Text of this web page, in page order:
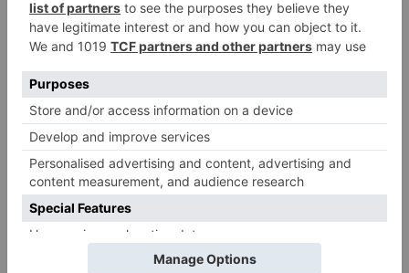
Renate B. zuVerbale Angriffe abwehren: Psychologische Tipps für
ruhige Antworten
HaBazuVerbale Angriffe abwehren: Psychologische Tipps für
ruhige Antworten
Adelezu Verbale Angriffe abwehren: Psychologische Tipps für
ruhige Antworten
Juliette P.zuMerkmale der komplexen Posttraumatischen
Belastungsstörung: Traumafolgen verständlich erklärt
vermutlich aus – Narzisstisch geprägte Kindheit (1)